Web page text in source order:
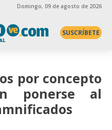
Domingo, 09 de agosto de 2026
SUSCRÍBETE
por concepto
ponerse al